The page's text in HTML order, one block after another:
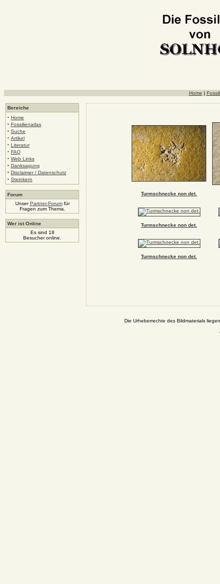
Home |
Bereiche
· Home
· Fossilienatlas
· Suche
· Artikel
· Literatur
· FAQ
· Web Links
· Danksagung
· Disclaimer / Datenschutz
· Steinkern
Forum
UnserPartner-Forumfür
Fragen zum Thema.
Wer ist Online
Es sind 18
Besucher online.
Turmschnecke non det.
Turmschnecke non det.
Turmschnecke non det.
Die Urheberrechte des Bildmaterials